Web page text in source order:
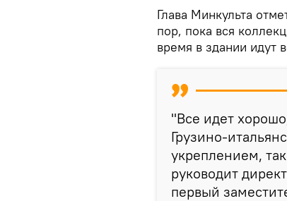
Глава Минкульта
пор, пока вся
время в здании идут
"Все идет
Грузино-
укреплением,
руководит
первый